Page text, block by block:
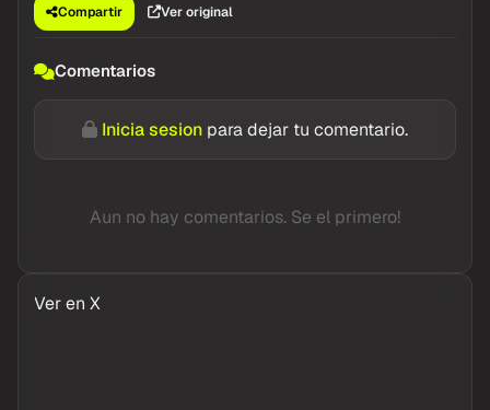
Compartir Ver original
Comentarios
Inicia sesion para dejar tu comentario.
Aun no hay comentarios. Se el primero!
Ver en X